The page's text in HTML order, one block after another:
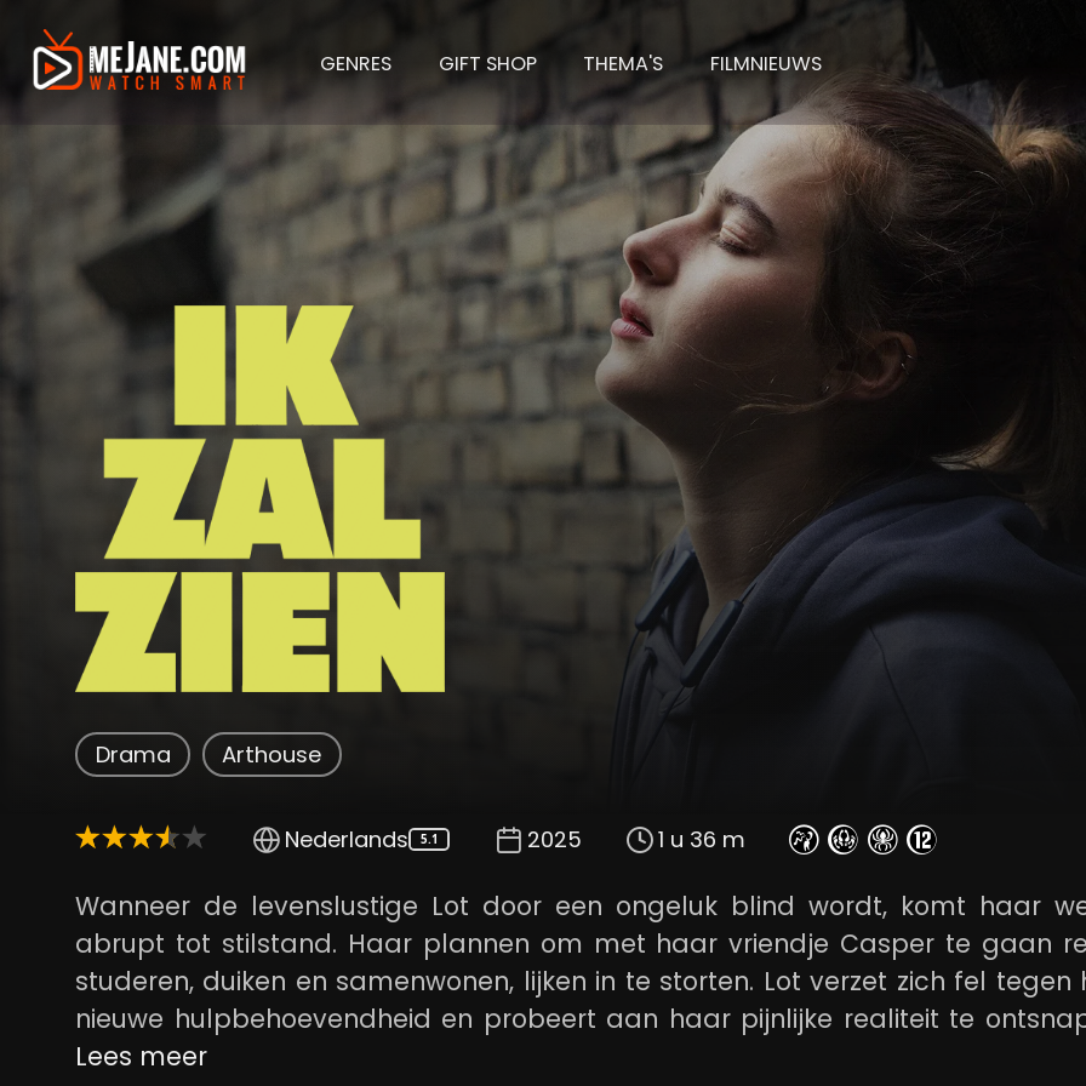
GENRES GIFT SHOP THEMA'S FILMNIEUWS
Ik Zal Zien
Drama Arthouse
Nederlands 5.1 2025 1 u 36 m
Wanneer de levenslustige Lot door een ongeluk blind wordt, komt haar
abrupt tot stilstand. Haar plannen om met haar vriendje Casper te gaan
studeren, duiken en samenwonen, lijken in te storten. Lot verzet zich fel tegen
nieuwe hulpbehoevendheid en probeert aan haar pijnlijke realiteit te
door zoveel mogelijk te dromen. In haar dromen is ze vrij en ziet ze
Lees meer